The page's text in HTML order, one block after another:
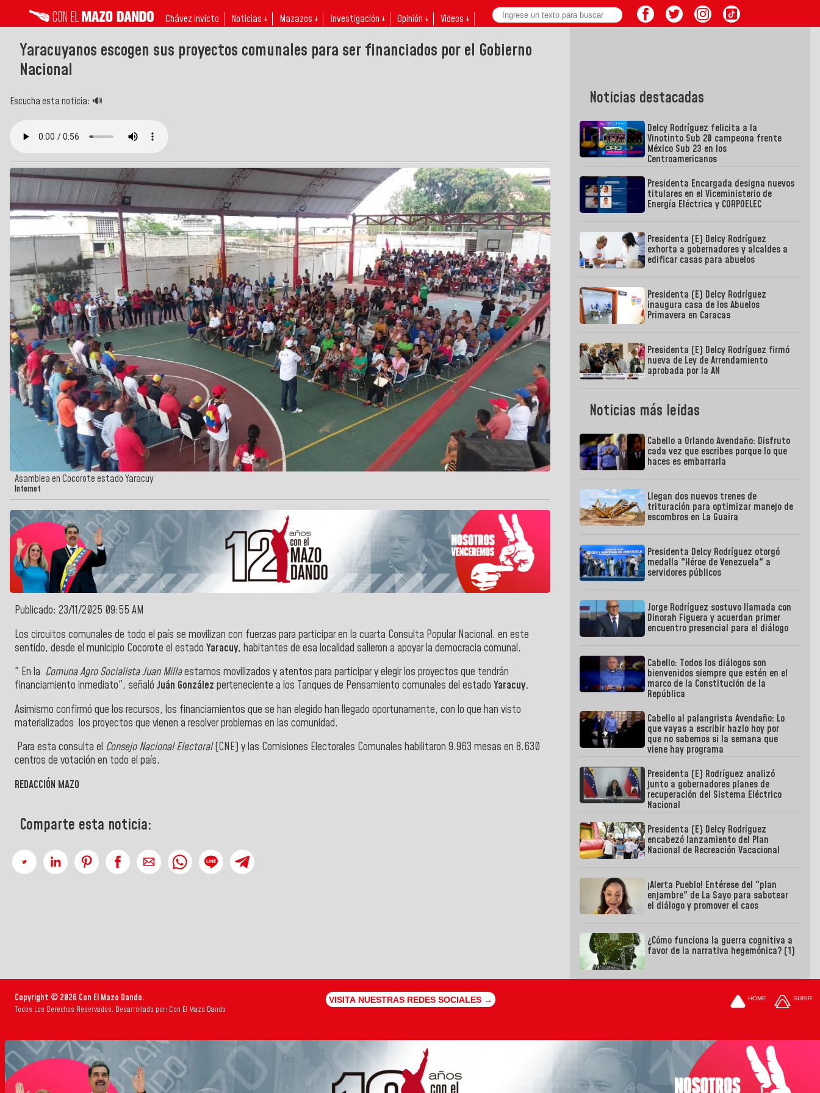
Chávez invicto Noticias ↓ Mazazos ↓ Investigación ↓ Opinión ↓ Videos ↓
Yaracuyanos escogen sus proyectos comunales para ser financiados por el Gobierno
Nacional
Escucha esta noticia: 🔊
Asamblea en Cocorote estado Yaracuy
Internet
Publicado: 23/11/2025 09:55 AM
Los circuitos comunales de todo el país se movilizan con fuerzas para participar en la cuarta Consulta Popular Nacional. en este
sentido, desde el municipio Cocorote el estado Yaracuy, habitantes de esa localidad salieron a apoyar la democracia comunal.
" En la ComunaAgroSocialista Juan Millaestamos movilizados y atentos para participar y elegir los proyectos que tendrán
financiamiento inmediato", señaló Juán González perteneciente a los Tanques de Pensamiento comunales del estado Yaracuy.
Asimismo confirmó que los recursos, los financiamientos que se han elegido han llegado oportunamente, con lo que han visto
materializados los proyectos que vienen a resolver problemas en las comunidad.
Para esta consulta el Consejo Nacional Electoral(CNE) y las Comisiones Electorales Comunales habilitaron 9.963 mesas en 8.630
centros de votación en todo el país.
REDACCIÓN MAZO
Comparte esta noticia:
Noticias destacadas
Delcy Rodríguez felicita a la
Vinotinto Sub 20 campeona frente
México Sub 23 en los
Centroamericanos
Presidenta Encargada designa nuevos
titulares en el Viceministerio de
Energía Eléctrica y CORPOELEC
Presidenta (E) Delcy Rodríguez
exhorta a gobernadores y alcaldes a
edificar casas para abuelos
Presidenta (E) Delcy Rodríguez
inaugura casa de los Abuelos
Primavera en Caracas
Presidenta (E) Delcy Rodríguez firmó
nueva de Ley de Arrendamiento
aprobada por la AN
Noticias más leídas
Cabello a Orlando Avendaño: Disfruto
cada vez que escribes porque lo que
haces es embarrarla
Llegan dos nuevos trenes de
trituración para optimizar manejo de
escombros en La Guaira
Presidenta Delcy Rodríguez otorgó
medalla "Héroe de Venezuela" a
servidores públicos
Jorge Rodríguez sostuvo llamada con
Dinorah Figuera y acuerdan primer
encuentro presencial para el diálogo
Cabello: Todos los diálogos son
bienvenidos siempre que estén en el
marco de la Constitución de la
República
Cabello al palangrista Avendaño: Lo
que vayas a escribir hazlo hoy por
que no sabemos si la semana que
viene hay programa
Presidenta (E) Rodríguez analizó
junto a gobernadores planes de
recuperación del Sistema Eléctrico
Nacional
Presidenta (E) Delcy Rodríguez
encabezó lanzamiento del Plan
Nacional de Recreación Vacacional
¡Alerta Pueblo! Entérese del "plan
enjambre" de La Sayo para sabotear
el diálogo y promover el caos
¿Cómo funciona la guerra cognitiva a
favor de la narrativa hegemónica? (1)
Copyright © 2026 Con El Mazo Dando.
Todos Los Derechos Reservados. Desarrollado por: Con El Mazo Dando
VISITA NUESTRAS REDES SOCIALES → HOME SUBIR